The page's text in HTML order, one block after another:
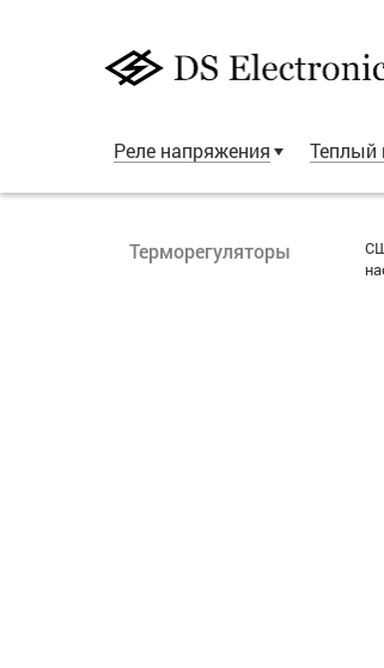
Реле напряжения Теплый
Терморегуляторы